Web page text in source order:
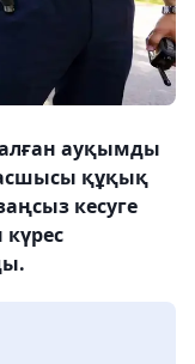
ауқымды
құқық
кесуге